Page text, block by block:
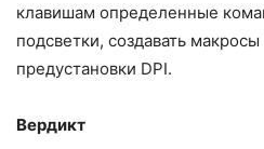
клавишам определенные
подсветки, создавать макросы
предустановки DPI.
Вердикт